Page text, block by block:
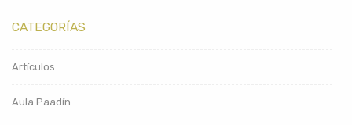
CATEGORÍAS
Artículos
Aula Paadín